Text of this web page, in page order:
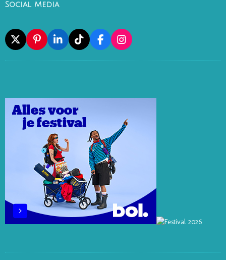
Social Media
X
P
I
N
E
S
T
L
I
N
I
N
T
I
K
F
A
C
O
I
N
S
R
M